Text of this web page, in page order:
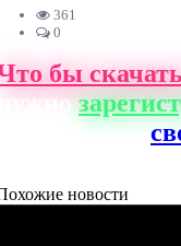
361
0
бы
новости